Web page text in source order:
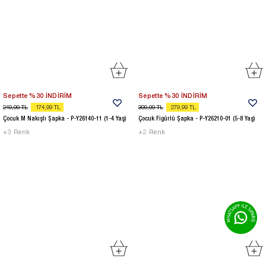
Sepette %30 İNDİRİM
174,99 TL
249,99 TL
+3 Renk
Çocuk M Nakışlı Şapka - P-Y26140-11 (1-4 Yaş)
Sepette %30 İNDİRİM
279,99 TL
399,99 TL
+2 Renk
Çocuk Figürlü Şapka - P-Y26210-01 (5-8 Yaş)